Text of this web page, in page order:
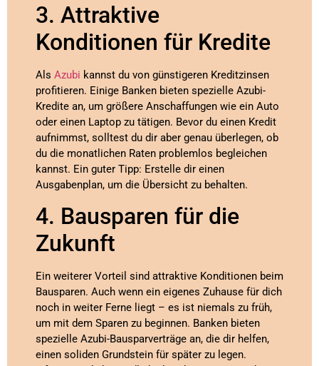
3. Attraktive
Konditionen für Kredite
Als Azubi kannst du von günstigeren Kreditzinsen
profitieren. Einige Banken bieten spezielle Azubi-
Kredite an, um größere Anschaffungen wie ein Auto
oder einen Laptop zu tätigen. Bevor du einen Kredit
aufnimmst, solltest du dir aber genau überlegen, ob
du die monatlichen Raten problemlos begleichen
kannst. Ein guter Tipp: Erstelle dir einen
Ausgabenplan, um die Übersicht zu behalten.
4. Bausparen für die
Zukunft
Ein weiterer Vorteil sind attraktive Konditionen beim
Bausparen. Auch wenn ein eigenes Zuhause für dich
noch in weiter Ferne liegt – es ist niemals zu früh,
um mit dem Sparen zu beginnen. Banken bieten
spezielle Azubi-Bausparverträge an, die dir helfen,
einen soliden Grundstein für später zu legen.